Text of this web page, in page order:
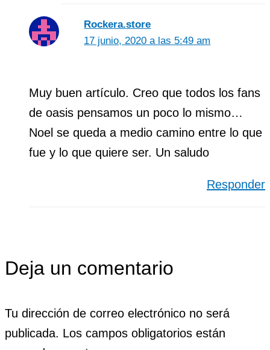
Rockera.store
17 junio, 2020 a las 5:49 am
Muy buen artículo. Creo que todos los fans
de oasis pensamos un poco lo mismo…
Noel se queda a medio camino entre lo que
fue y lo que quiere ser. Un saludo
Responder
Deja un comentario
Tu dirección de correo electrónico no será
publicada. Los campos obligatorios están